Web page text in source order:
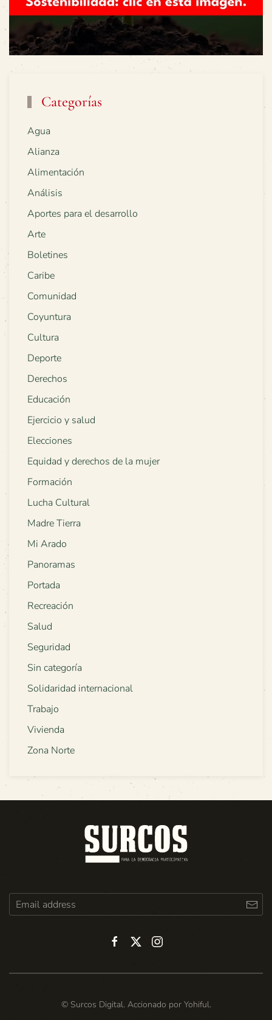
Categorías
Agua
Alianza
Alimentación
Análisis
Aportes para el desarrollo
Arte
Boletines
Caribe
Comunidad
Coyuntura
Cultura
Deporte
Derechos
Educación
Ejercicio y salud
Elecciones
Equidad y derechos de la mujer
Formación
Lucha Cultural
Madre Tierra
Mi Arado
Panoramas
Portada
Recreación
Salud
Seguridad
Sin categoría
Solidaridad internacional
Trabajo
Vivienda
Zona Norte
© Surcos Digital. Accionado por Yohiful.